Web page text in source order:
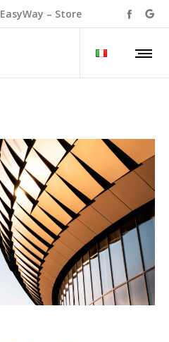
EasyWay – Store